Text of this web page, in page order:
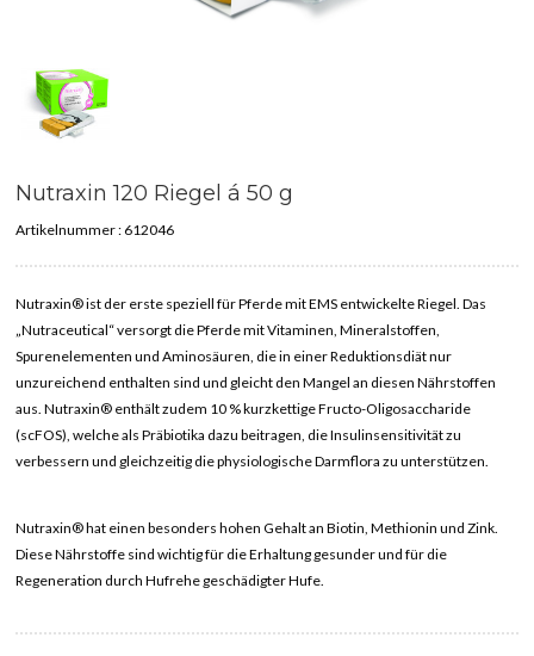
Nutraxin 120 Riegel á 50 g
Artikelnummer : 612046
Nutraxin® ist der erste speziell für Pferde mit EMS entwickelte Riegel. Das
„Nutraceutical“ versorgt die Pferde mit Vitaminen, Mineralstoffen,
Spurenelementen und Aminosäuren, die in einer Reduktionsdiät nur
unzureichend enthalten sind und gleicht den Mangel an diesen Nährstoffen
aus. Nutraxin® enthält zudem 10 % kurzkettige Fructo-Oligosaccharide
(scFOS), welche als Präbiotika dazu beitragen, die Insulinsensitivität zu
verbessern und gleichzeitig die physiologische Darmflora zu unterstützen.
Nutraxin® hat einen besonders hohen Gehalt an Biotin, Methionin und Zink.
Diese Nährstoffe sind wichtig für die Erhaltung gesunder und für die
Regeneration durch Hufrehe geschädigter Hufe.